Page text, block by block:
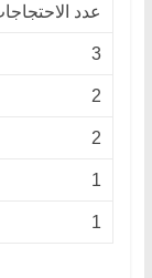
عدد
3
2
2
1
1